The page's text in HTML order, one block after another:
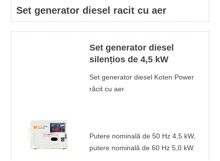
Set generator diesel racit cu aer
Set generator diesel
silențios de 4,5 kW
Set generator diesel Koten Power
răcit cu aer
Putere nominală de 50 Hz 4,5 kW,
putere nominală de 60 Hz 5,0 kW.